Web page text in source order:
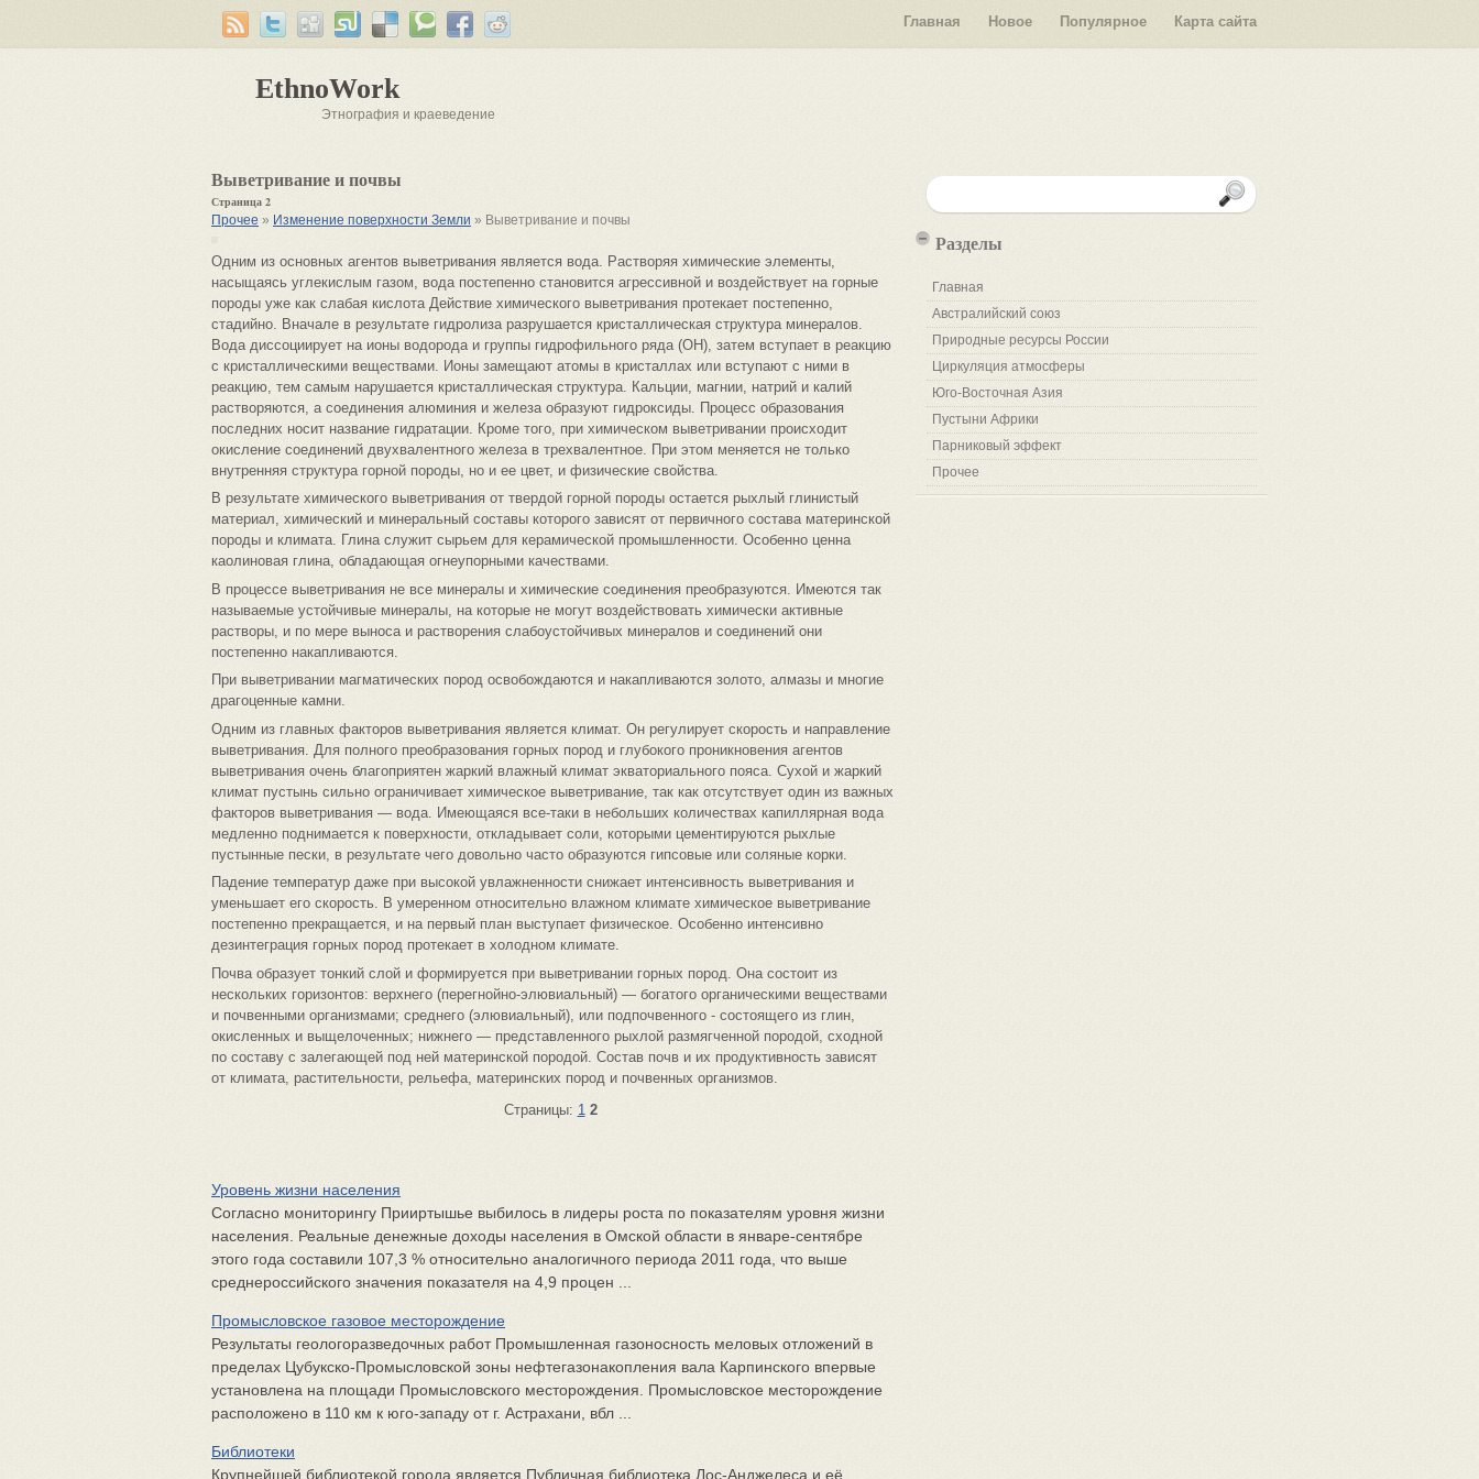
EthnoWork
Этнография и краеведение
Главная Новое Популярное Карта сайта
Выветривание и почвы
Страница 2
Прочее » Изменение поверхности Земли » Выветривание и почвы
Одним из основных агентов выветривания является вода. Растворяя химические элементы,
насыщаясь углекислым газом, вода постепенно становится агрессивной и воздействует на горные
породы уже как слабая кислота Действие химического выветривания протекает постепенно,
стадийно. Вначале в результате гидролиза разрушается кристаллическая структура минералов.
Вода диссоциирует на ионы водорода и группы гидрофильного ряда (ОН), затем вступает в реакцию
с кристаллическими веществами. Ионы замещают атомы в кристаллах или вступают с ними в
реакцию, тем самым нарушается кристаллическая структура. Кальции, магнии, натрий и калий
растворяются, а соединения алюминия и железа образуют гидроксиды. Процесс образования
последних носит название гидратации. Кроме того, при химическом выветривании происходит
окисление соединений двухвалентного железа в трехвалентное. При этом меняется не только
внутренняя структура горной породы, но и ее цвет, и физические свойства.
В результате химического выветривания от твердой горной породы остается рыхлый глинистый
материал, химический и минеральный составы которого зависят от первичного состава материнской
породы и климата. Глина служит сырьем для керамической промышленности. Особенно ценна
каолиновая глина, обладающая огнеупорными качествами.
В процессе выветривания не все минералы и химические соединения преобразуются. Имеются так
называемые устойчивые минералы, на которые не могут воздействовать химически активные
растворы, и по мере выноса и растворения слабоустойчивых минералов и соединений они
постепенно накапливаются.
При выветривании магматических пород освобождаются и накапливаются золото, алмазы и многие
драгоценные камни.
Одним из главных факторов выветривания является климат. Он регулирует скорость и направление
выветривания. Для полного преобразования горных пород и глубокого проникновения агентов
выветривания очень благоприятен жаркий влажный климат экваториального пояса. Сухой и жаркий
климат пустынь сильно ограничивает химическое выветривание, так как отсутствует один из важных
факторов выветривания — вода. Имеющаяся все-таки в небольших количествах капиллярная вода
медленно поднимается к поверхности, откладывает соли, которыми цементируются рыхлые
пустынные пески, в результате чего довольно часто образуются гипсовые или соляные корки.
Падение температур даже при высокой увлажненности снижает интенсивность выветривания и
уменьшает его скорость. В умеренном относительно влажном климате химическое выветривание
постепенно прекращается, и на первый план выступает физическое. Особенно интенсивно
дезинтеграция горных пород протекает в холодном климате.
Почва образует тонкий слой и формируется при выветривании горных пород. Она состоит из
нескольких горизонтов: верхнего (перегнойно-элювиальный) — богатого органическими веществами
и почвенными организмами; среднего (элювиальный), или подпочвенного - состоящего из глин,
окисленных и выщелоченных; нижнего — представленного рыхлой размягченной породой, сходной
по составу с залегающей под ней материнской породой. Состав почв и их продуктивность зависят
от климата, растительности, рельефа, материнских пород и почвенных организмов.
Страницы: 1 2
Уровень жизни населения
Согласно мониторингу Прииртышье выбилось в лидеры роста по показателям уровня жизни
населения. Реальные денежные доходы населения в Омской области в январе-сентябре
этого года составили 107,3 % относительно аналогичного периода 2011 года, что выше
среднероссийского значения показателя на 4,9 процен ...
Промысловское газовое месторождение
Результаты геологоразведочных работ Промышленная газоносность меловых отложений в
пределах Цубукско-Промысловской зоны нефтегазонакопления вала Карпинского впервые
установлена на площади Промысловского месторождения. Промысловское месторождение
расположено в 110 км к юго-западу от г. Астрахани, вбл ...
Библиотеки
Крупнейшей библиотекой города является Публичная библиотека Лос-Анджелеса и её
Разделы
Главная
Австралийский союз
Природные ресурсы России
Циркуляция атмосферы
Юго-Восточная Азия
Пустыни Африки
Парниковый эффект
Прочее